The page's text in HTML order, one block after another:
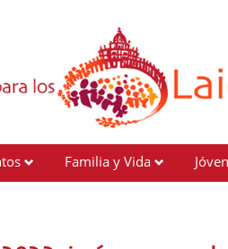
Familia y Vida